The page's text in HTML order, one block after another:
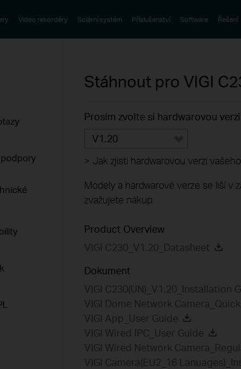
Video rekordéry Solární systém Příslušenství Software Řešení
Stáhnout pro VIGI
Prosím zvolte si hardwarovou
V1.20
> Jak zjisti hardwarovou verzi
Modely a hardwarové verze se liší v
zvažujete nákup.
Product Overview
VIGI C230_V1.20_Datasheet
Dokument
VIGI C230(UN)_V1.20_Installation
VIGI Dome Network
VIGI App_User Guide
VIGI Wired IPC_User Guide
VIGI Wired Network
VIGI Camera(EU2_16